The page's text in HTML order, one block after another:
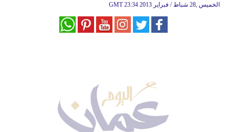
GMT 23:34 2013 الخميس ,28 شباط / فبراير